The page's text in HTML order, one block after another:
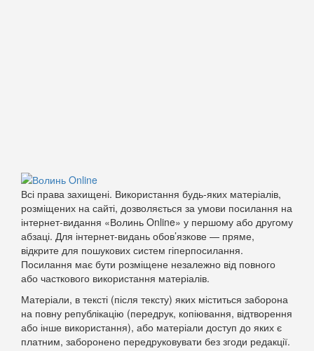
Всі права захищені. Використання будь-яких матеріалів,
розміщених на сайті, дозволяється за умови посилання на
інтернет-видання «Волинь Online» у першому або другому
абзаці. Для інтернет-видань обов’язкове — пряме,
відкрите для пошукових систем гіперпосилання.
Посилання має бути розміщене незалежно від повного
або часткового використання матеріалів.
Матеріали, в тексті (після тексту) яких міститься заборона
на повну републікацію (передрук, копіювання, відтворення
або інше використання), або матеріали доступ до яких є
платним, заборонено передруковувати без згоди редакції.